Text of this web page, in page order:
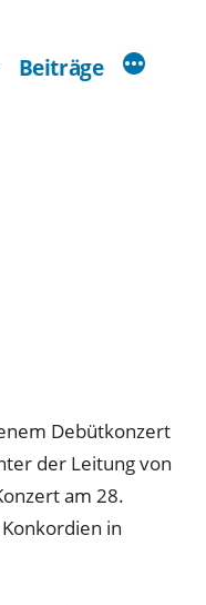
Beiträge
Debütkonzert
der Leitung von
am 28.
in